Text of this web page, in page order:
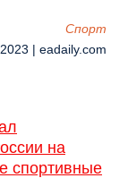
Спорт
| eadaily.com
на
спортивные